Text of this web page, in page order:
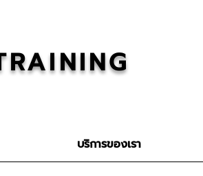
บริการของเรา